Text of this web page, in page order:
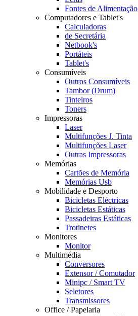
Fontes de Alimentação
Computadores e Tablet's
Calculadoras
de Secretária
Netbook's
Portáteis
Tablet's
Consumíveis
Outros Consumíveis
Tambor (Drum)
Tinteiros
Toners
Impressoras
Laser
Multifunções J. Tinta
Multifunções Laser
Outras Impressoras
Memórias
Cartões de Memória
Memórias Usb
Mobilidade e Desporto
Bicicletas Eléctricas
Bicicletas Estáticas
Passadeiras Estáticas
Trotinetes
Monitores
Monitor
Multimédia
Conversores
Extensor / Comutador
Minipc / Smart TV
Seletores
Transmissores
Office / Papelaria